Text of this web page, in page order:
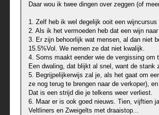
Daar wou ik twee dingen over zeggen (of
1. Zelf heb ik wel degelijk ooit een
2. Als ik het vermoeden heb dat een wijn
3. Er zijn behoorlijk wat mensen, al dan niet
15.5%Vol. We nemen ze dat niet kwalijk.
4. Soms maakt eender wie de vergissing
Een dwaling, dat blijkt al snel, want de stank
5. Begrijpelijkerwijs zal je, als het gaat om
ze nog terug te brengen naar de verkoper),
Dat is een strijd die je telkens weer verliest.
6. Maar er is ook goed nieuws. Tien, vijftien
Veltliners en Zweigelts met draaistop...